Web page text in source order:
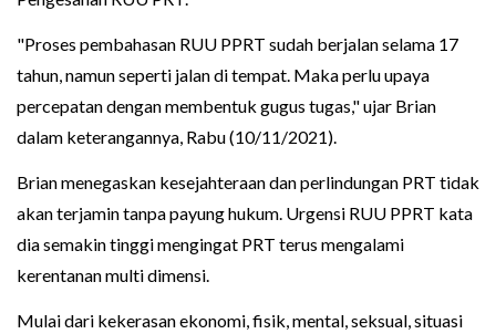
"Proses pembahasan RUU PPRT sudah berjalan selama 17
tahun, namun seperti jalan di tempat. Maka perlu upaya
percepatan dengan membentuk gugus tugas," ujar Brian
dalam keterangannya, Rabu (10/11/2021).
Brian menegaskan kesejahteraan dan perlindungan PRT tidak
akan terjamin tanpa payung hukum. Urgensi RUU PPRT kata
dia semakin tinggi mengingat PRT terus mengalami
kerentanan multi dimensi.
Mulai dari kekerasan ekonomi, fisik, mental, seksual, situasi